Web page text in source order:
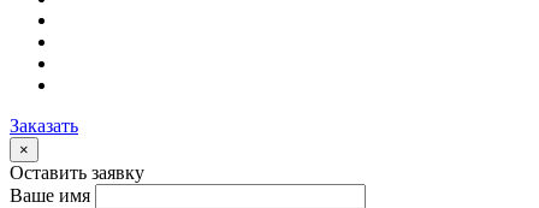
Заказать
×
Оставить заявку
Ваше имя